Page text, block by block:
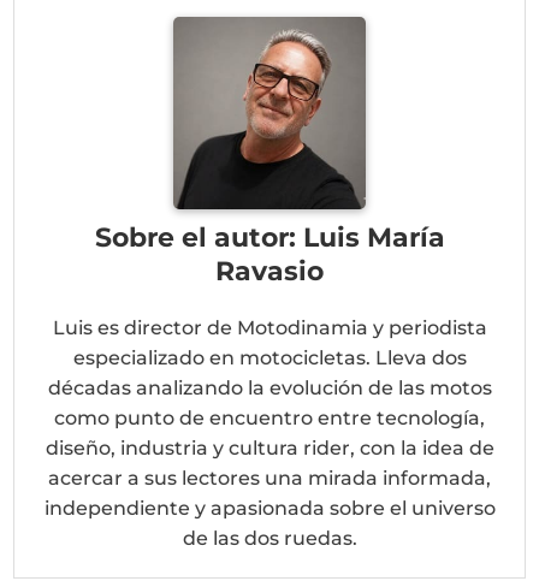
Sobre el autor: Luis María
Ravasio
Luis es director de Motodinamia y periodista
especializado en motocicletas. Lleva dos
décadas analizando la evolución de las motos
como punto de encuentro entre tecnología,
diseño, industria y cultura rider, con la idea de
acercar a sus lectores una mirada informada,
independiente y apasionada sobre el universo
de las dos ruedas.